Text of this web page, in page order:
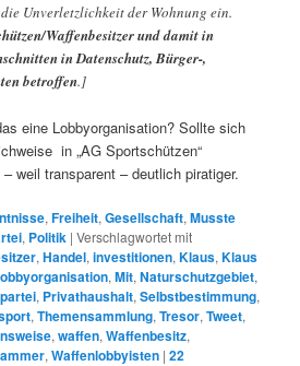
Unverletzlichkeit der Wohnung ein.
Waffenbesitzer und damit in
in Datenschutz, Bürger-,
betroffen.]
eine Lobbyorganisation? Sollte sich
in „AG Sportschützen“
weil transparent – deutlich piratiger.
,Freiheit,Gesellschaft,Musste
, Politik |Verschlagwortet mit
,Handel,investitionen,Klaus,Klaus
,Mit,Naturschutzgebiet,
, Privathaushalt,Selbstbestimmung,
,Themensammlung,Tresor,Tweet,
,waffen,Waffenbesitz,
,Waffenlobbyisten |22